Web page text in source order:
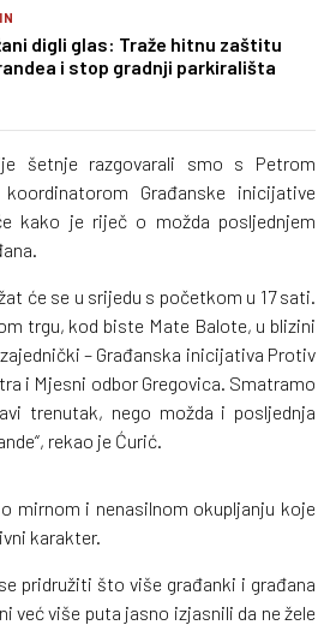
digli glas: Traže hitnu zaštitu
i stop gradnji parkirališta
šetnje razgovarali smo s Petrom
Građanske inicijative
kako je riječ o možda posljednjem
će se u srijedu s početkom u 17 sati.
trgu, kod biste Mate Balote, u blizini
– Građanska inicijativa Protiv
i Mjesni odbor Gregovica. Smatramo
trenutak, nego možda i posljednja
rekao je Ćurić.
mirnom i nenasilnom okupljanju koje
karakter.
pridružiti što više građanki i građana
već više puta jasno izjasnili da ne žele